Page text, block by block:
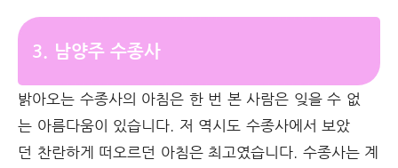
3. 남양주 수종사
밝아오는 수종사의 아침은 한 번 본 사람은 잊을 수 없
는 아름다움이 있습니다. 저 역시도 수종사에서 보았
던 찬란하게 떠오르던 아침은 최고였습니다. 수종사는 계